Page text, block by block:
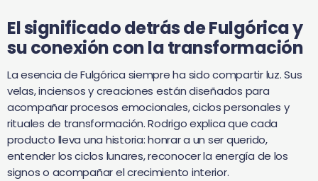
El significado detrás de Fulgórica y
su conexión con la transformación
La esencia de Fulgórica siempre ha sido compartir luz. Sus
velas, inciensos y creaciones están diseñados para
acompañar procesos emocionales, ciclos personales y
rituales de transformación. Rodrigo explica que cada
producto lleva una historia: honrar a un ser querido,
entender los ciclos lunares, reconocer la energía de los
signos o acompañar el crecimiento interior.